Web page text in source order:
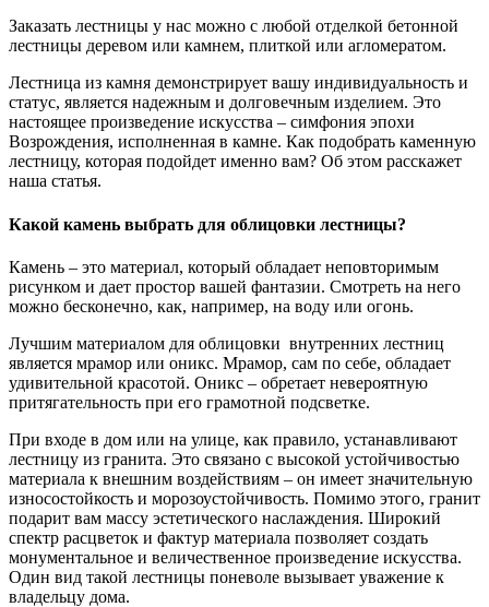
Заказать лестницы у нас можно с любой отделкой бетонной
лестницы деревом или камнем, плиткой или агломератом.
Лестница из камня демонстрирует вашу индивидуальность и
статус, является надежным и долговечным изделием. Это
настоящее произведение искусства – симфония эпохи
Возрождения, исполненная в камне. Как подобрать каменную
лестницу, которая подойдет именно вам? Об этом расскажет
наша статья.
Какой камень выбрать для облицовки лестницы?
Камень – это материал, который обладает неповторимым
рисунком и дает простор вашей фантазии. Смотреть на него
можно бесконечно, как, например, на воду или огонь.
Лучшим материалом для облицовки внутренних лестниц
является мрамор или оникс. Мрамор, сам по себе, обладает
удивительной красотой. Оникс – обретает невероятную
притягательность при его грамотной подсветке.
При входе в дом или на улице, как правило, устанавливают
лестницу из гранита. Это связано с высокой устойчивостью
материала к внешним воздействиям – он имеет значительную
износостойкость и морозоустойчивость. Помимо этого, гранит
подарит вам массу эстетического наслаждения. Широкий
спектр расцветок и фактур материала позволяет создать
монументальное и величественное произведение искусства.
Один вид такой лестницы поневоле вызывает уважение к
владельцу дома.